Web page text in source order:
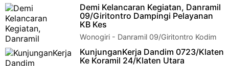
04/Nguntoronadi yang dipimpin Batuud
Peltu Lutfi, melaksanakan pendampingan kegiatan KB - K…
Demi Kelancaran Kegiatan, Danramil
09/Giritontro Dampingi Pelayanan
KB Kes
Wonogiri - Danramil 09/Giritontro Kodim
0728/Wonogiri Kpt Arh Hadi Santoso
turut mendampingi pelayanan KB dalam rangka T…
KunjunganKerja Dandim 0723/Klaten
Ke Koramil 24/Klaten Utara